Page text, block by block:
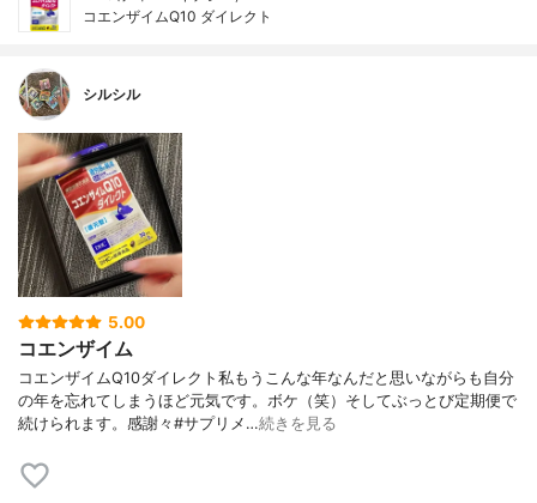
コエンザイムQ10 ダイレクト
シルシル
5.00
コエンザイム
コエンザイムQ10ダイレクト私もうこんな年なんだと思いながらも自分
の年を忘れてしまうほど元気です。ボケ（笑）そしてぶっとび定期便で
続けられます。感謝々#サプリメ…続きを見る